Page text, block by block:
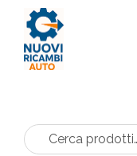
Cerca prodotti…